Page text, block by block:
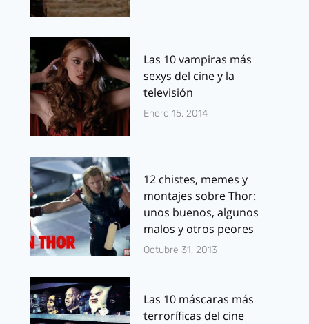
Las 10 vampiras más
sexys del cine y la
televisión
Enero 15, 2014
12 chistes, memes y
montajes sobre Thor:
unos buenos, algunos
malos y otros peores
Octubre 31, 2013
Las 10 máscaras más
terroríficas del cine